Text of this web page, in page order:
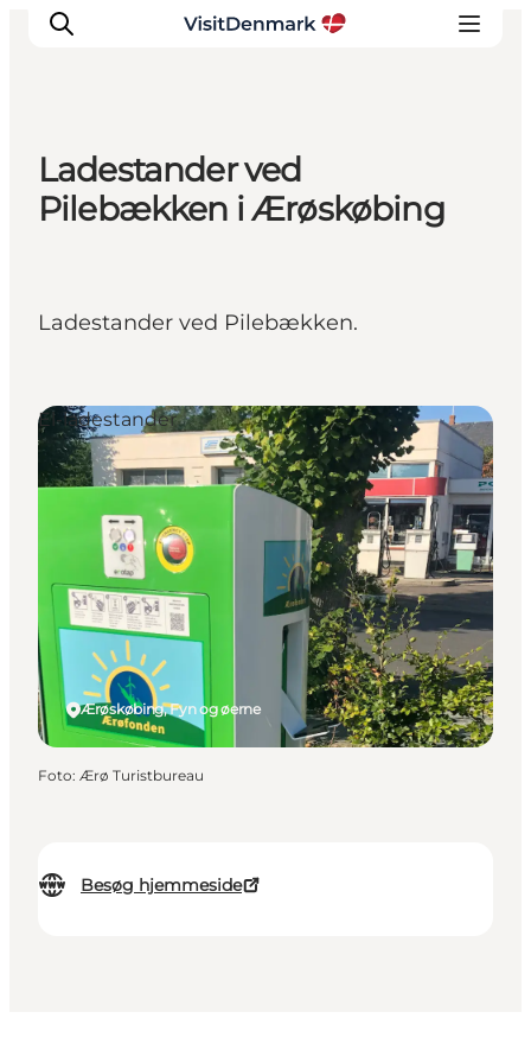
Inspiration
Planlæg ferien
Ladestander ved
Pilebækken i Ærøskøbing
Ladestander ved Pilebækken.
Besøg hjemmeside
Ærøskøbing, Fyn og øerne
El-ladestander
Foto: Ærø Turistbureau